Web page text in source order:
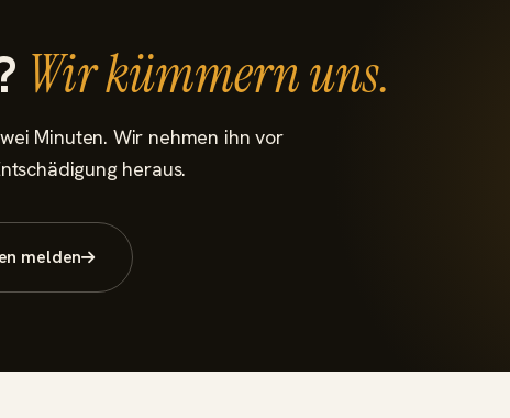
Wir kümmern uns.
Minuten. Wir nehmen ihn vor
heraus.
melden